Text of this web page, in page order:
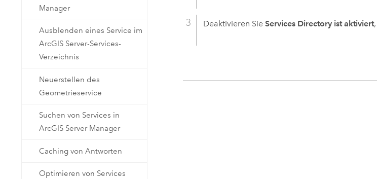
Manager
Ausblenden eines Service im
ArcGIS Server-Services-
Verzeichnis
Neuerstellen des
Geometrieservice
Suchen von Services in
ArcGIS Server Manager
Caching von Antworten
Optimieren von Services
Deaktivieren SieServices Directory ist aktiviert